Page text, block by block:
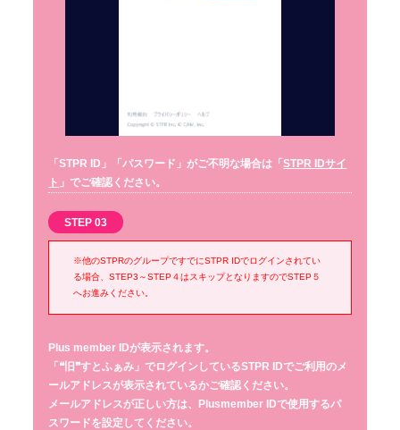
「STPR ID」「パスワード」がご不明な場合は「STPR IDサイ
ト 」でご確認ください。
STEP 03
※他のSTPRのグループですでにSTPR IDでログインされてい
る場合、STEP3～STEP４はスキップとなりますのでSTEP５
へお進みください。
Plus member IDが表示されます。
「❝旧❞すとふぁみ」でログインしているSTPR IDでご利用のメ
ールアドレスが表示されているかご確認ください。
メールアドレスが正しい方は、Plusmember IDで使用するパ
スワードを設定してください。